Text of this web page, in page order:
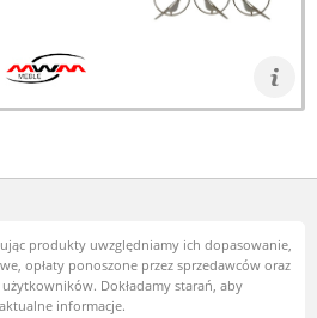
produkty uwzględniamy ich dopasowanie,
opłaty ponoszone przez sprzedawców oraz
Dokładamy starań, aby
informacje.